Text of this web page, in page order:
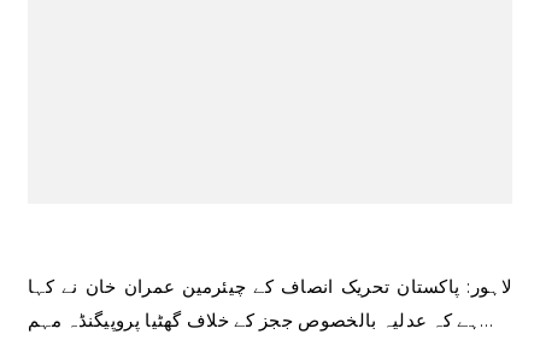
لاہور: پاکستان تحریک انصاف کے چیئرمین عمران خان نے کہا
ہے کہ عدلیہ بالخصوص ججز کے خلاف گھٹیا پروپیگنڈہ مہم…